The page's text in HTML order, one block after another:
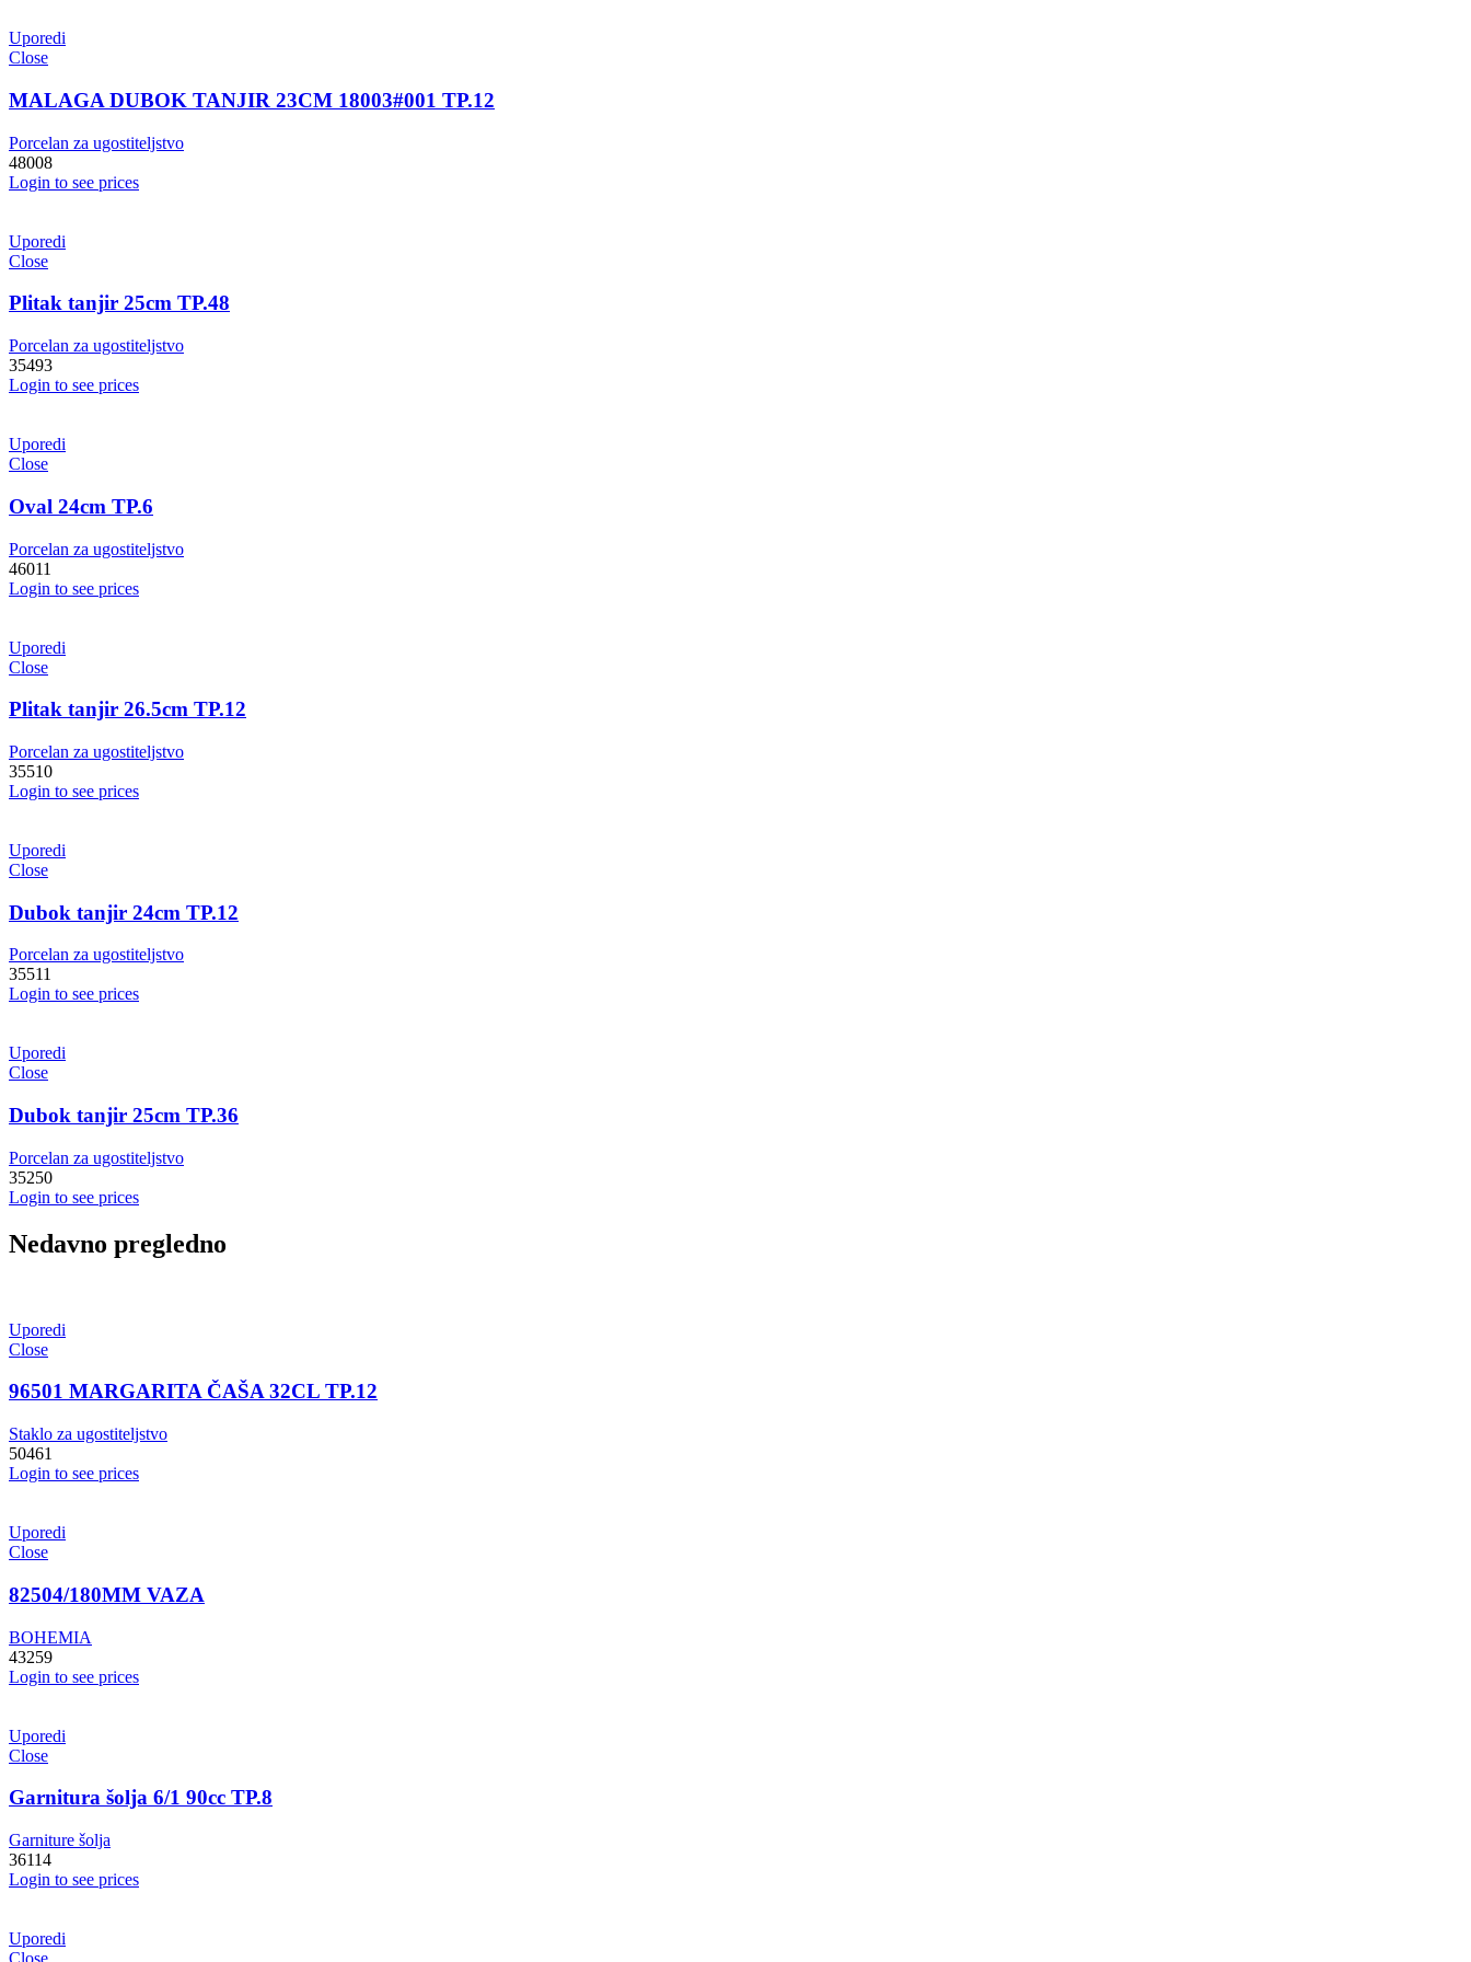
Uporedi
Close
MALAGA DUBOK TANJIR 23CM 18003#001 TP.12
Porcelan za ugostiteljstvo
48008
Login to see prices
Uporedi
Close
Plitak tanjir 25cm TP.48
Porcelan za ugostiteljstvo
35493
Login to see prices
Uporedi
Close
Oval 24cm TP.6
Porcelan za ugostiteljstvo
46011
Login to see prices
Uporedi
Close
Plitak tanjir 26.5cm TP.12
Porcelan za ugostiteljstvo
35510
Login to see prices
Uporedi
Close
Dubok tanjir 24cm TP.12
Porcelan za ugostiteljstvo
35511
Login to see prices
Uporedi
Close
Dubok tanjir 25cm TP.36
Porcelan za ugostiteljstvo
35250
Login to see prices
Nedavno pregledno
Uporedi
Close
96501 MARGARITA ČAŠA 32CL TP.12
Staklo za ugostiteljstvo
50461
Login to see prices
Uporedi
Close
82504/180MM VAZA
BOHEMIA
43259
Login to see prices
Uporedi
Close
Garnitura šolja 6/1 90cc TP.8
Garniture šolja
36114
Login to see prices
Uporedi
Close